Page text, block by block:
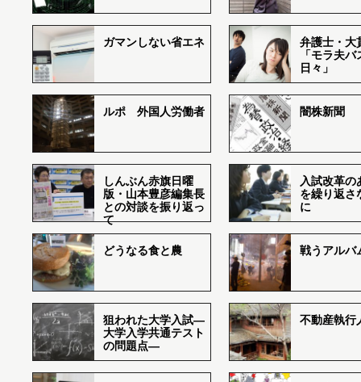
ガマンしない省エネ
弁護士・大
「モラ夫
日々」
ルポ 外国人労働者 闇株新聞
しんぶん赤旗日曜
版・山本豊彦編集長
との対談を振り返っ
て
入試改革の
を繰り返さ
に
どうなる食と農 戦うアルバ
狙われた大学入試―
大学入学共通テスト
の問題点―
不動産執行